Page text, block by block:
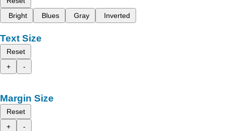
Bright
Blues Gray Inverted
Text Size
Reset
+
-
Margin Size
Reset
+
-